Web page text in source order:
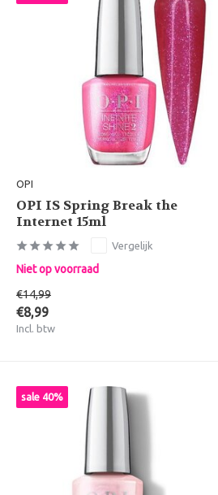
OPI
OPI IS Spring Break the
Internet 15ml
Vergelijk
Niet op voorraad
€14,99
€8,99
Incl. btw
sale 40%